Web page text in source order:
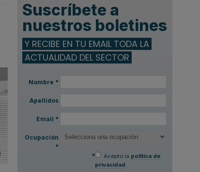
Suscríbete a
nuestros boletines
Y RECIBE EN TU EMAIL TODA LA
ACTUALIDAD DEL SECTOR
Nombre *
Apellidos
Email *
Ocupación
*
*
Acepto la política de
privacidad.